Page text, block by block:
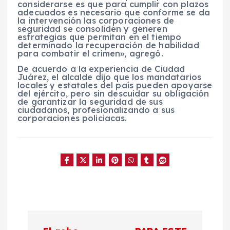
considerarse es que para cumplir con plazos
adecuados es necesario que conforme se da
la intervención las corporaciones de
seguridad se consoliden y generen
estrategias que permitan en el tiempo
determinado la recuperación de habilidad
para combatir el crimen», agregó.
De acuerdo a la experiencia de Ciudad
Juárez, el alcalde dijo que los mandatarios
locales y estatales del país pueden apoyarse
del ejército, pero sin descuidar su obligación
de garantizar la seguridad de sus
ciudadanos, profesionalizando a sus
corporaciones policiacas.